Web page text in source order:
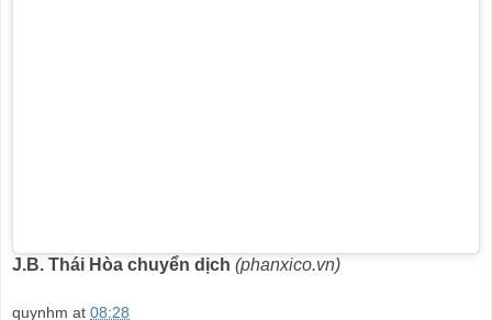
J.B. Thái Hòa chuyển dịch (phanxico.vn)
quynhm at 08:28